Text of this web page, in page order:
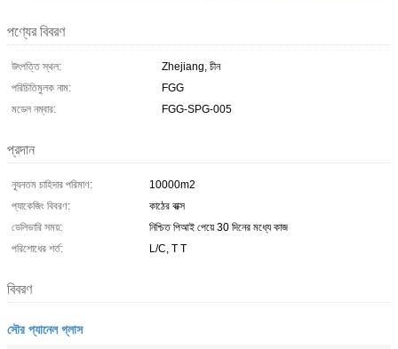
পণ্যের বিবরণ
উৎপত্তি স্থল:
Zhejiang, চীন
পরিচিতিমুলক নাম:
FGG
মডেল নম্বার:
FGG-SPG-005
প্রদান
ন্যূনতম চাহিদার পরিমাণ:
10000m2
প্যাকেজিং বিবরণ:
কাঠের বাক্স
ডেলিভারি সময়:
নিশ্চিত পিআই পেয়ে 30 দিনের মধ্যে কাজ
পরিশোধের শর্ত:
L/C, T T
বিবরণ
সৌর প্যানেল গ্লাস